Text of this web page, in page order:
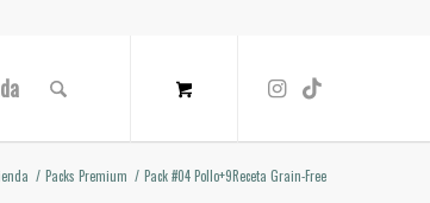
/ Packs Premium / Pack #04 Pollo+9Receta Grain-Free